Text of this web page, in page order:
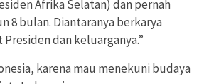
Afrika Selatan) dan pernah
8 bulan. Diantaranya berkarya
dan keluarganya.”
karena mau menekuni budaya